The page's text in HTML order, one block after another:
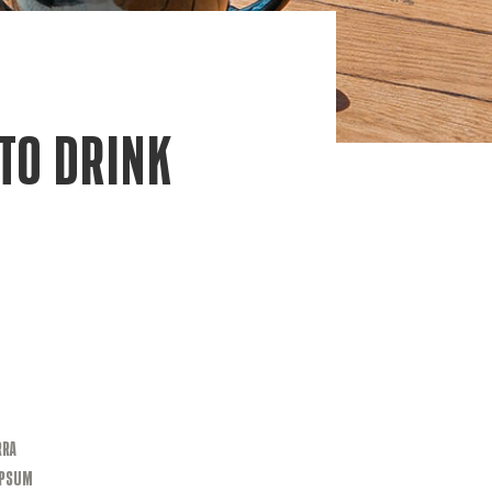
DRINK